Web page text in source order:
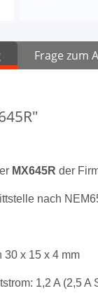
Frage zum
MX645R der
nach
30 x 15 x 4 mm
1,2 A (2,5 A